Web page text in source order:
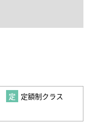
定額制クラス